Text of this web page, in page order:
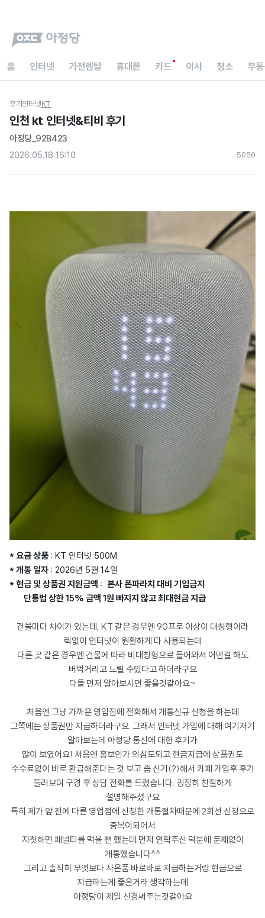
홈 인터넷 가전렌탈 휴대폰 카드 이사 청소 부
후기 인터넷KT
인천 kt 인터넷&티비 후기
아정당_92B423
2026.05.18 16:10
5050
* 요금 상품 : KT 인터넷 500M
* 개통 일자 : 2026년 5월 14일
* 현금 및 상품권 지원금액 : 본사 폰파라치 대비 기입금지
단통법 상한 15% 금액 1원 빠지지 않고 최대현금 지급
건물마다 차이가 있는데, KT 같은 경우엔 90프로 이상이 대칭형이라
렉없이 인터넷이 원활하게 다 사용되는데
다른 곳 같은 경우엔 건물에 따라 비대칭형으로 들어와서 어떤걸 해도
버벅거리고 느릴 수있다고 하더라구요
다들 먼저 알아보시면 좋을것같아요~
처음엔 그냥 가까운 영업점에 전화해서 개통신규 신청을 하는데
그쪽에는 상품권만 지급하더라구요. 그래서 인터넷 가입에 대해 여기저기
알아보는데 아정당 통신에 대한 후기가
많이 보였어요! 처음엔 홍보인가 의심도되고 현금지급에 상품권도
수수료없이 바로 환급해준다는 것 보고 좀 신기(?)해서 카페 가입후 후기
둘러보며 구경 후 상담 전화를 드렸습니다. 굉장히 친절하게
설명해주셨구요
특히 제가 앞 전에 다른 영업점에 신청한 개통절차때문에 2회선 신청으로
중복이되어서
자칫하면 패널티를 먹을 뻔 했는데 먼저 연락주신 덕분에 문제없이
개통했습니다^^
그리고 솔직히 무엇보다 사은품 바로바로 지급하는거랑 현금으로
지급하는게 좋은거라 생각하는데
아정당이 제일 신경써주는것같아요